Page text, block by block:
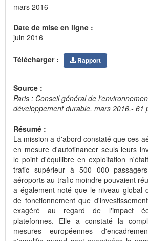
mars 2016
Date de mise en ligne :
juin 2016
Télécharger : Rapport
Source :
Paris : Conseil général de
développement durable, mars 2016.- 61
Résumé :
La mission a d'abord constaté que ces
en mesure d'autofinancer seuls leurs
le point d'équilibre en exploitation
trafic supérieur à 500 000
aéroports au trafic moindre pouvaient
a également noté que le niveau global
de fonctionnement que
exagéré au regard de l'impact
plateformes. Elle a constaté la
mesures européennes